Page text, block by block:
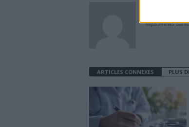
https://news-
ARTICLES CONNEXES PLUS